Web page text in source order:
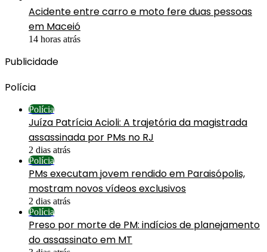
Acidente entre carro e moto fere duas pessoas
em Maceió
14 horas atrás
Publicidade
Polícia
Polícia
Juíza Patrícia Acioli: A trajetória da magistrada
assassinada por PMs no RJ
2 dias atrás
Polícia
PMs executam jovem rendido em Paraisópolis,
mostram novos vídeos exclusivos
2 dias atrás
Polícia
Preso por morte de PM: indícios de planejamento
do assassinato em MT